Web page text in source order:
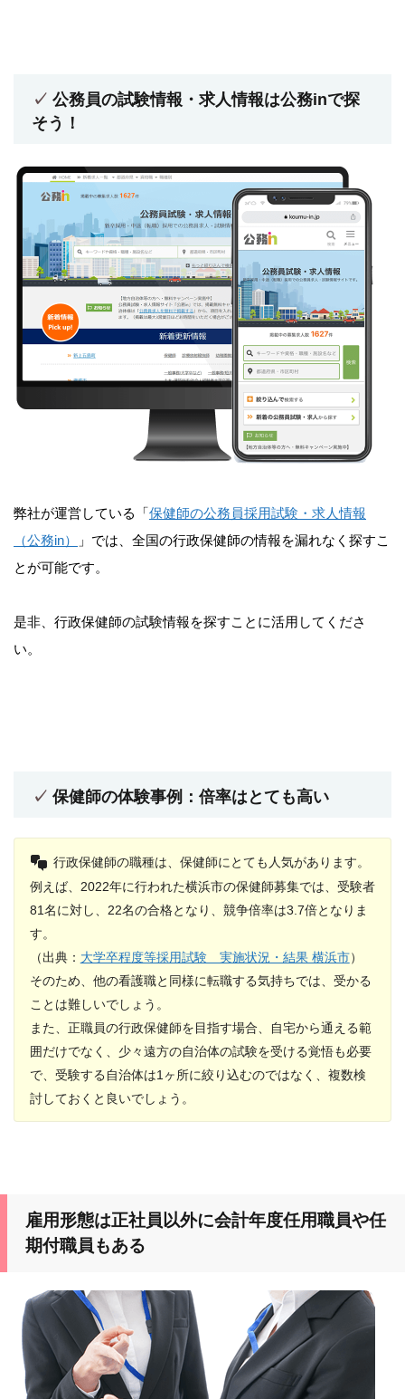
公務員の試験情報・求人情報は公務inで探
そう！
弊社が運営している「保健師の公務員採用試験・求人情報
（公務in）
」では、全国の行政保健師の情報を漏れなく探すこ
とが可能です。
是非、行政保健師の試験情報を探すことに活用してくださ
い。
保健師の体験事例：倍率はとても高い
行政保健師の職種は、保健師にとても人気があります。
例えば、2022年に行われた横浜市の保健師募集では、受験者
81名に対し、22名の合格となり、競争倍率は3.7倍となりま
す。
（出典： 大学卒程度等採用試験 実施状況・結果 横浜市）
そのため、他の看護職と同様に転職する気持ちでは、受かる
ことは難しいでしょう。
また、正職員の行政保健師を目指す場合、自宅から通える範
囲だけでなく、少々遠方の自治体の試験を受ける覚悟も必要
で、受験する自治体は1ヶ所に絞り込むのではなく、複数検
討しておくと良いでしょう。
雇用形態は正社員以外に会計年度任用職員や任
期付職員もある